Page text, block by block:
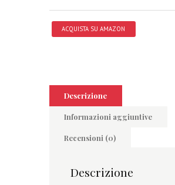
ACQUISTA SU AMAZON
Descrizione
Informazioni aggiuntive
Recensioni (0)
Descrizione